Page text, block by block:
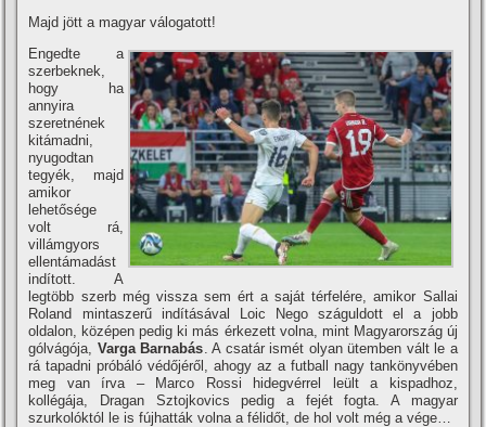
Majd jött a magyar válogatott!
Engedte a
szerbeknek,
hogy ha
annyira
szeretnének
kitámadni,
nyugodtan
tegyék, majd
amikor
lehetősége
volt rá,
villámgyors
ellentámadást
indított. A
legtöbb szerb még vissza sem ért a saját térfelére, amikor Sallai
Roland mintaszerű indításával Loic Nego száguldott el a jobb
oldalon, középen pedig ki más érkezett volna, mint Magyarország új
gólvágója, Varga Barnabás . A csatár ismét olyan ütemben vált le a
rá tapadni próbáló védőjéről, ahogy az a futball nagy tankönyvében
meg van írva – Marco Rossi hidegvérrel leült a kispadhoz,
kollégája, Dragan Sztojkovics pedig a fejét fogta. A magyar
szurkolóktól le is fújhatták volna a félidőt, de hol volt még a vége…